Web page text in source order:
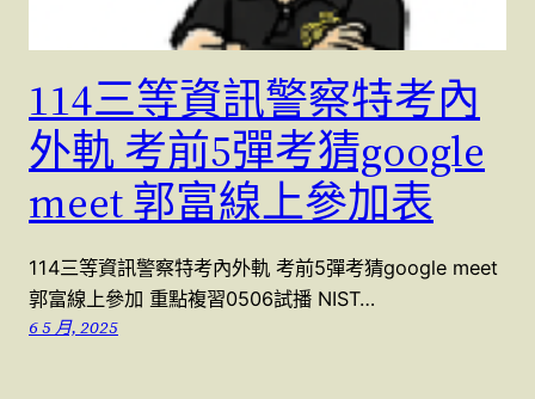
114三等資訊警察特考內
外軌 考前5彈考猜google
meet 郭富線上參加表
114三等資訊警察特考內外軌 考前5彈考猜google meet
郭富線上參加 重點複習0506試播 NIST…
6 5 月, 2025